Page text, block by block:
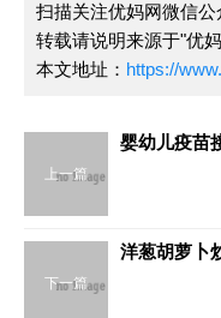
扫描关注优妈网微信
转载请说明来源于"优
本文地址： https://
上一篇
婴幼儿疫苗
下一篇
洋葱胡萝卜